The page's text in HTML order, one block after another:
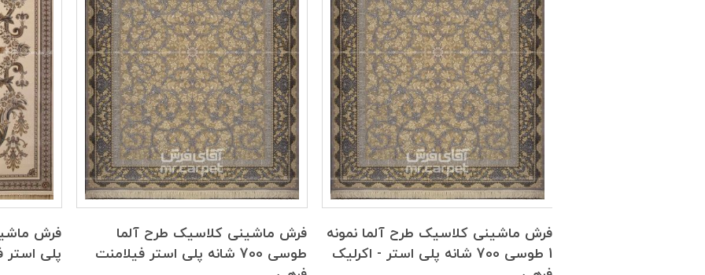
فرش ماشینی کلاسیک طرح آلما نمونه
1 طوسی 700 شانه پلی استر - اکرلیک
فرش ماشینی کلاسیک طرح آلما
طوسی 700 شانه پلی استر فیلامنت
پلی استر